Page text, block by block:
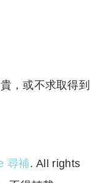
，或不求取得到
尋補. All rights